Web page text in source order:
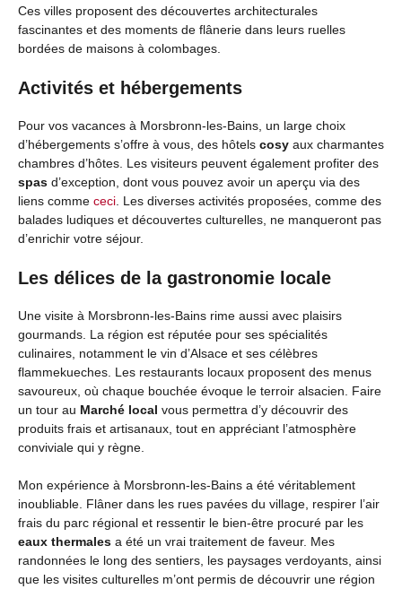
Ces villes proposent des découvertes architecturales
fascinantes et des moments de flânerie dans leurs ruelles
bordées de maisons à colombages.
Activités et hébergements
Pour vos vacances à Morsbronn-les-Bains, un large choix
d’hébergements s’offre à vous, des hôtels cosy aux charmantes
chambres d’hôtes. Les visiteurs peuvent également profiter des
spas d’exception, dont vous pouvez avoir un aperçu via des
liens comme ceci . Les diverses activités proposées, comme des
balades ludiques et découvertes culturelles, ne manqueront pas
d’enrichir votre séjour.
Les délices de la gastronomie locale
Une visite à Morsbronn-les-Bains rime aussi avec plaisirs
gourmands. La région est réputée pour ses spécialités
culinaires, notamment le vin d’Alsace et ses célèbres
flammekueches. Les restaurants locaux proposent des menus
savoureux, où chaque bouchée évoque le terroir alsacien. Faire
un tour au Marché local vous permettra d’y découvrir des
produits frais et artisanaux, tout en appréciant l’atmosphère
conviviale qui y règne.
Mon expérience à Morsbronn-les-Bains a été véritablement
inoubliable. Flâner dans les rues pavées du village, respirer l’air
frais du parc régional et ressentir le bien-être procuré par les
eaux thermales a été un vrai traitement de faveur. Mes
randonnées le long des sentiers, les paysages verdoyants, ainsi
que les visites culturelles m’ont permis de découvrir une région